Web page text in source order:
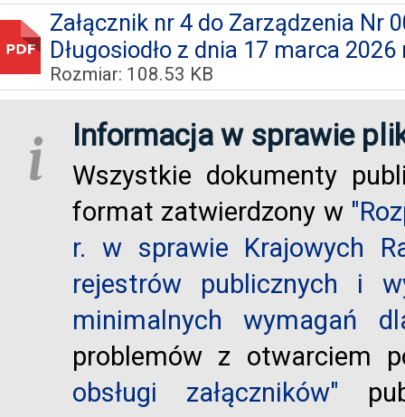
Załącznik nr 4 do Zarządzenia Nr
Długosiodło z dnia 17 marca 2026
Rozmiar: 108.53 KB
i Informacja w sprawie
Wszystkie dokumenty
format zatwierdzony w
r. w sprawie Krajowych
rejestrów publicznych i
minimalnych wymagań
problemów z otwarciem
obsługi załączników"